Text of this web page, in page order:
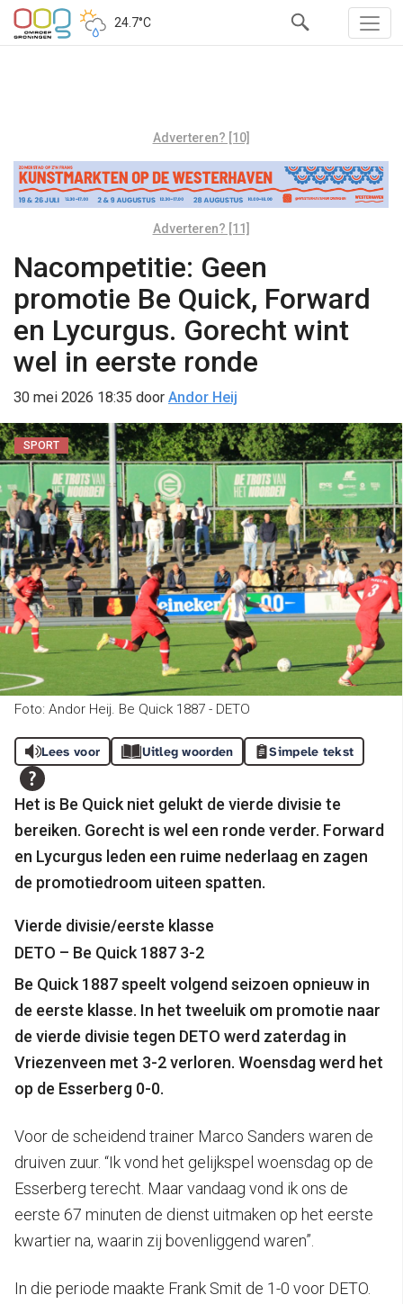
24.7°C
Adverteren? [10]
Adverteren? [11]
Nacompetitie: Geen
promotie Be Quick, Forward
en Lycurgus. Gorecht wint
wel in eerste ronde
30 mei 2026 18:35 door Andor Heij
SPORT
Foto: Andor Heij. Be Quick 1887 - DETO
Lees voor Uitleg woorden Simpele tekst
Het is Be Quick niet gelukt de vierde divisie te
bereiken. Gorecht is wel een ronde verder. Forward
en Lycurgus leden een ruime nederlaag en zagen
de promotiedroom uiteen spatten.
Vierde divisie/eerste klasse
DETO – Be Quick 1887 3-2
Be Quick 1887 speelt volgend seizoen opnieuw in
de eerste klasse. In het tweeluik om promotie naar
de vierde divisie tegen DETO werd zaterdag in
Vriezenveen met 3-2 verloren. Woensdag werd het
op de Esserberg 0-0.
Voor de scheidend trainer Marco Sanders waren de
druiven zuur. “Ik vond het gelijkspel woensdag op de
Esserberg terecht. Maar vandaag vond ik ons de
eerste 67 minuten de dienst uitmaken op het eerste
kwartier na, waarin zij bovenliggend waren”.
In die periode maakte Frank Smit de 1-0 voor DETO.